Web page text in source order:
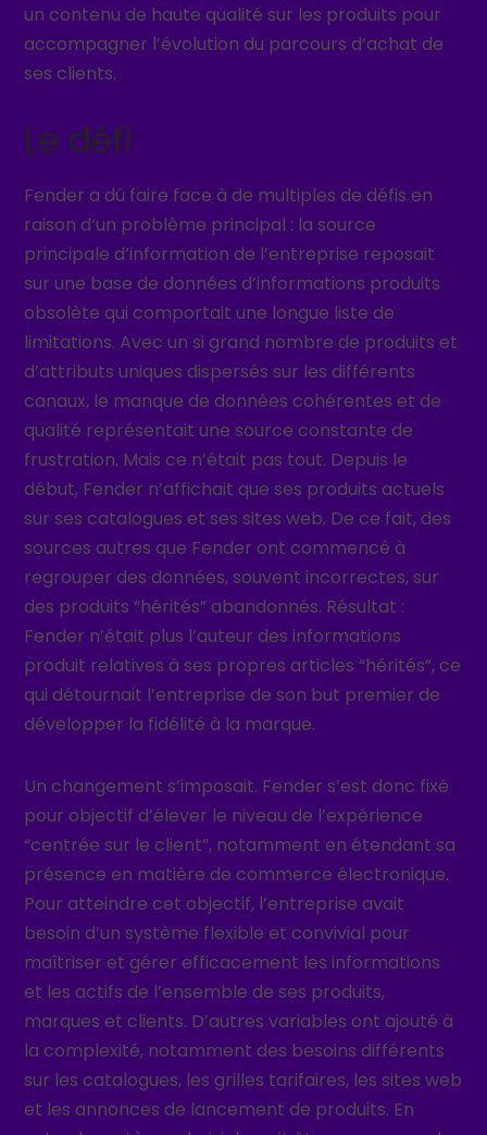
un contenu de haute qualité sur les produits pour
accompagner l’évolution du parcours d’achat de
ses clients.
Le défi
Fender a dû faire face à de multiples de défis en
raison d’un problème principal : la source
principale d’information de l’entreprise reposait
sur une base de données d’informations produits
obsolète qui comportait une longue liste de
limitations. Avec un si grand nombre de produits et
d’attributs uniques dispersés sur les différents
canaux, le manque de données cohérentes et de
qualité représentait une source constante de
frustration. Mais ce n’était pas tout. Depuis le
début, Fender n’affichait que ses produits actuels
sur ses catalogues et ses sites web. De ce fait, des
sources autres que Fender ont commencé à
regrouper des données, souvent incorrectes, sur
des produits “hérités” abandonnés. Résultat :
Fender n’était plus l’auteur des informations
produit relatives à ses propres articles “hérités”, ce
qui détournait l’entreprise de son but premier de
développer la fidélité à la marque.
Un changement s’imposait. Fender s’est donc fixé
pour objectif d’élever le niveau de l’expérience
“centrée sur le client”, notamment en étendant sa
présence en matière de commerce électronique.
Pour atteindre cet objectif, l’entreprise avait
besoin d’un système flexible et convivial pour
maîtriser et gérer efficacement les informations
et les actifs de l’ensemble de ses produits,
marques et clients. D’autres variables ont ajouté à
la complexité, notamment des besoins différents
sur les catalogues, les grilles tarifaires, les sites web
et les annonces de lancement de produits. En